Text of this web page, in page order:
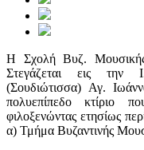
Η Σχολή Βυζ. Μουσικής
Στεγάζεται εις την
(Σουδιώτισσα) Αγ.
πολυεπίπεδο κτίριο
φιλοξενώντας ετησίως
α) Τμήμα Βυζαντινής